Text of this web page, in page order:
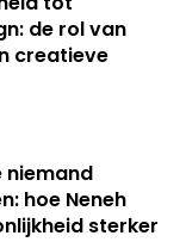
de rol van
creatieve
niemand
hoe Neneh
sterker